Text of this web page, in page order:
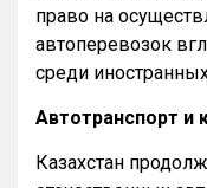
право на
автоперевозок
среди
Автотранспорт и
Казахстан